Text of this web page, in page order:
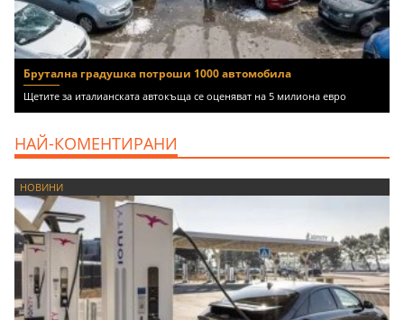
Брутална градушка потроши 1000 автомобила
Щетите за италианската автокъща се оценяват на 5 милиона евро
НАЙ-КОМЕНТИРАНИ
НОВИНИ